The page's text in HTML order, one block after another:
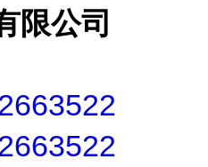
限公司